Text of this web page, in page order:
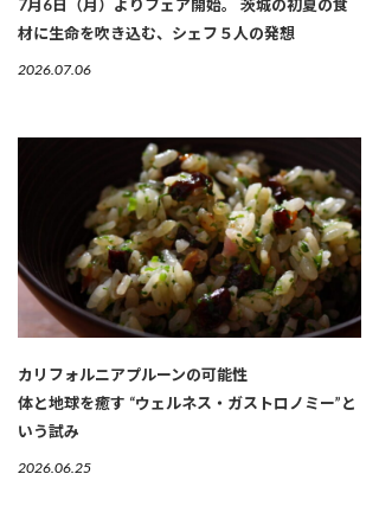
7月6日（月）よりフェア開始。 茨城の初夏の食
材に生命を吹き込む、シェフ５人の発想
2026.07.06
カリフォルニアプルーンの可能性
体と地球を癒す “ウェルネス・ガストロノミー”と
いう試み
2026.06.25